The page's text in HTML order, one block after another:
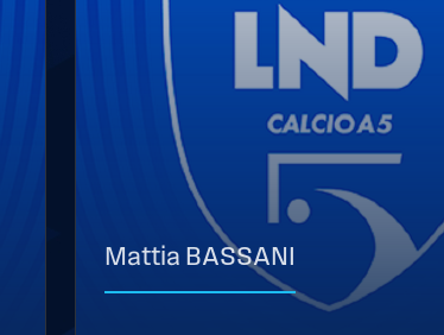
Mattia BASSANI